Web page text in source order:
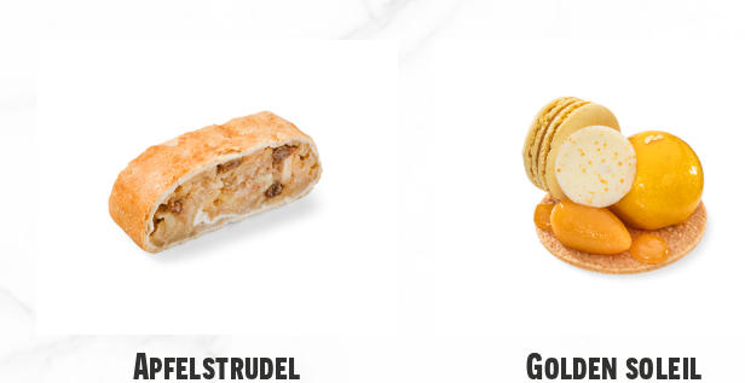
Apfelstrudel Golden soleil